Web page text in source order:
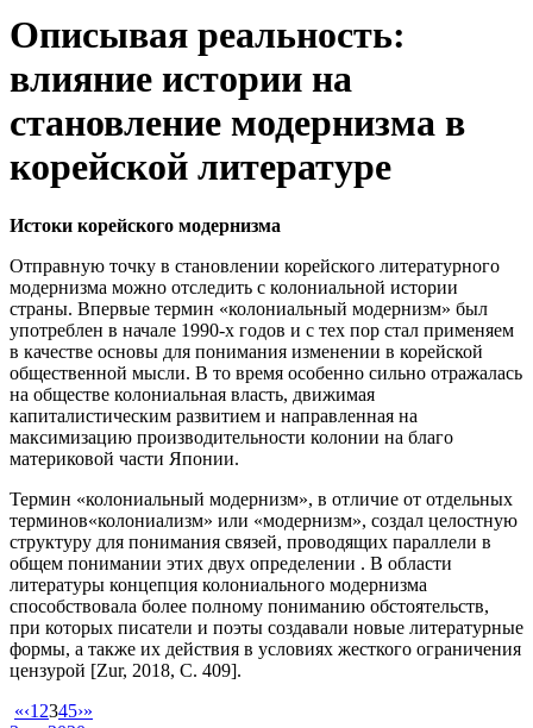
Описывая реальность:
влияние истории на
становление модернизма в
корейской литературе
Истоки корейского модернизма
Отправную точку в становлении корейского литературного
модернизма можно отследить с колониальной истории
страны. Впервые термин «колониальный модернизм» был
употреблен в начале 1990-х годов и с тех пор стал применяем
в качестве основы для понимания изменении в корейской
общественной мысли. В то время особенно сильно отражалась
на обществе колониальная власть, движимая
капиталистическим развитием и направленная на
максимизацию производительности колонии на благо
материковой части Японии.
Термин «колониальный модернизм», в отличие от отдельных
терминов«колониализм» или «модернизм», создал целостную
структуру для понимания связей, проводящих параллели в
общем понимании этих двух определении . В области
литературы концепция колониального модернизма
способствовала более полному пониманию обстоятельств,
при которых писатели и поэты создавали новые литературные
формы, а также их действия в условиях жесткого ограничения
цензурой [Zur, 2018, С. 409].
«‹1 2345›»